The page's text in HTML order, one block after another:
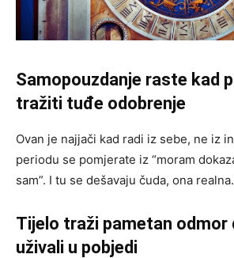
Samopouzdanje raste kad
tražiti tuđe odobrenje
Ovan je najjači kad radi iz sebe, ne iz
periodu se pomjerate iz “moram
sam”. I tu se dešavaju čuda, ona realna.
Tijelo traži pametan odmor
uživali u pobjedi